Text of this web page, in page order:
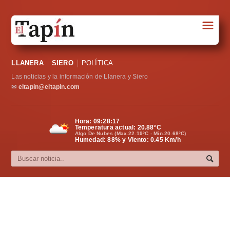
Sociedad
Política
Cultura
☰
LLANERA SIERO POLÍTICA
Las noticias y la información de Llanera y Siero
✉ eltapin@eltapin.com
Hora: 09:28:18
Temperatura actual: 20.88°C
Algo De Nubes (Max.22.19ºC - Min.20.68ºC)
Humedad: 88% y Viento: 0.45 Km/h